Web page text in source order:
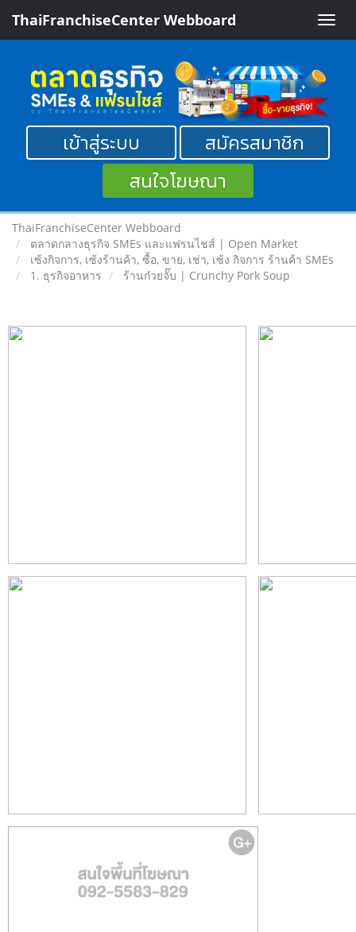
Toggle
ThaiFranchiseCenter Webboard
เข้าสู่ระบบ
สมัครสมาชิก
สนใจโฆษณา
ThaiFranchiseCenter Webboard
ตลาดกลางธุรกิจ SMEs และแฟรนไชส์ | Open Market
เซ้งกิจการ, เซ้งร้านค้า, ซื้อ, ขาย, เช่า, เซ้ง กิจการ ร้านค้า SMEs
1. ธุรกิจอาหาร
ร้านก๋วยจั๊บ | Crunchy Pork Soup